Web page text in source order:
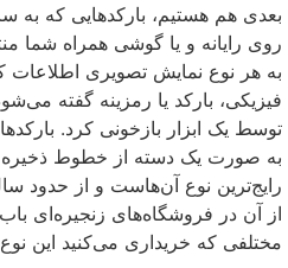
بعدی هم هستیم، بارکدهایی که به
روی رایانه و یا گوشی همراه شما
به هر نوع نمایش تصویری
فیزیکی، بارکد یا رمزینه گفته
توسط یک ابزار بازخونی کرد.
به صورت یک دسته از خطوط ذخیره
از آن در فروشگاه‌های زنجیره‌ای
مختلفی که خریداری می‌کنید این نوع